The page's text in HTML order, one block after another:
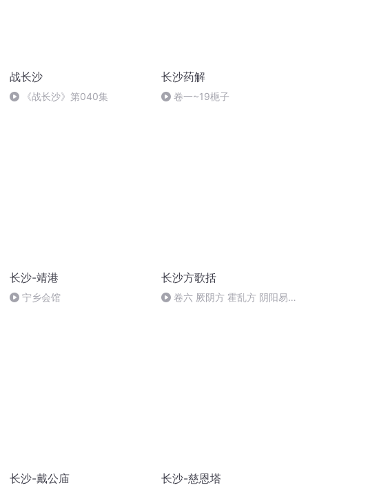
战长沙
《战长沙》第040集
长沙药解
卷一~19梔子
长沙-靖港
宁乡会馆
长沙方歌括
卷六 厥阴方 霍乱方 阴阳易差
长沙-戴公庙 长沙-慈恩塔